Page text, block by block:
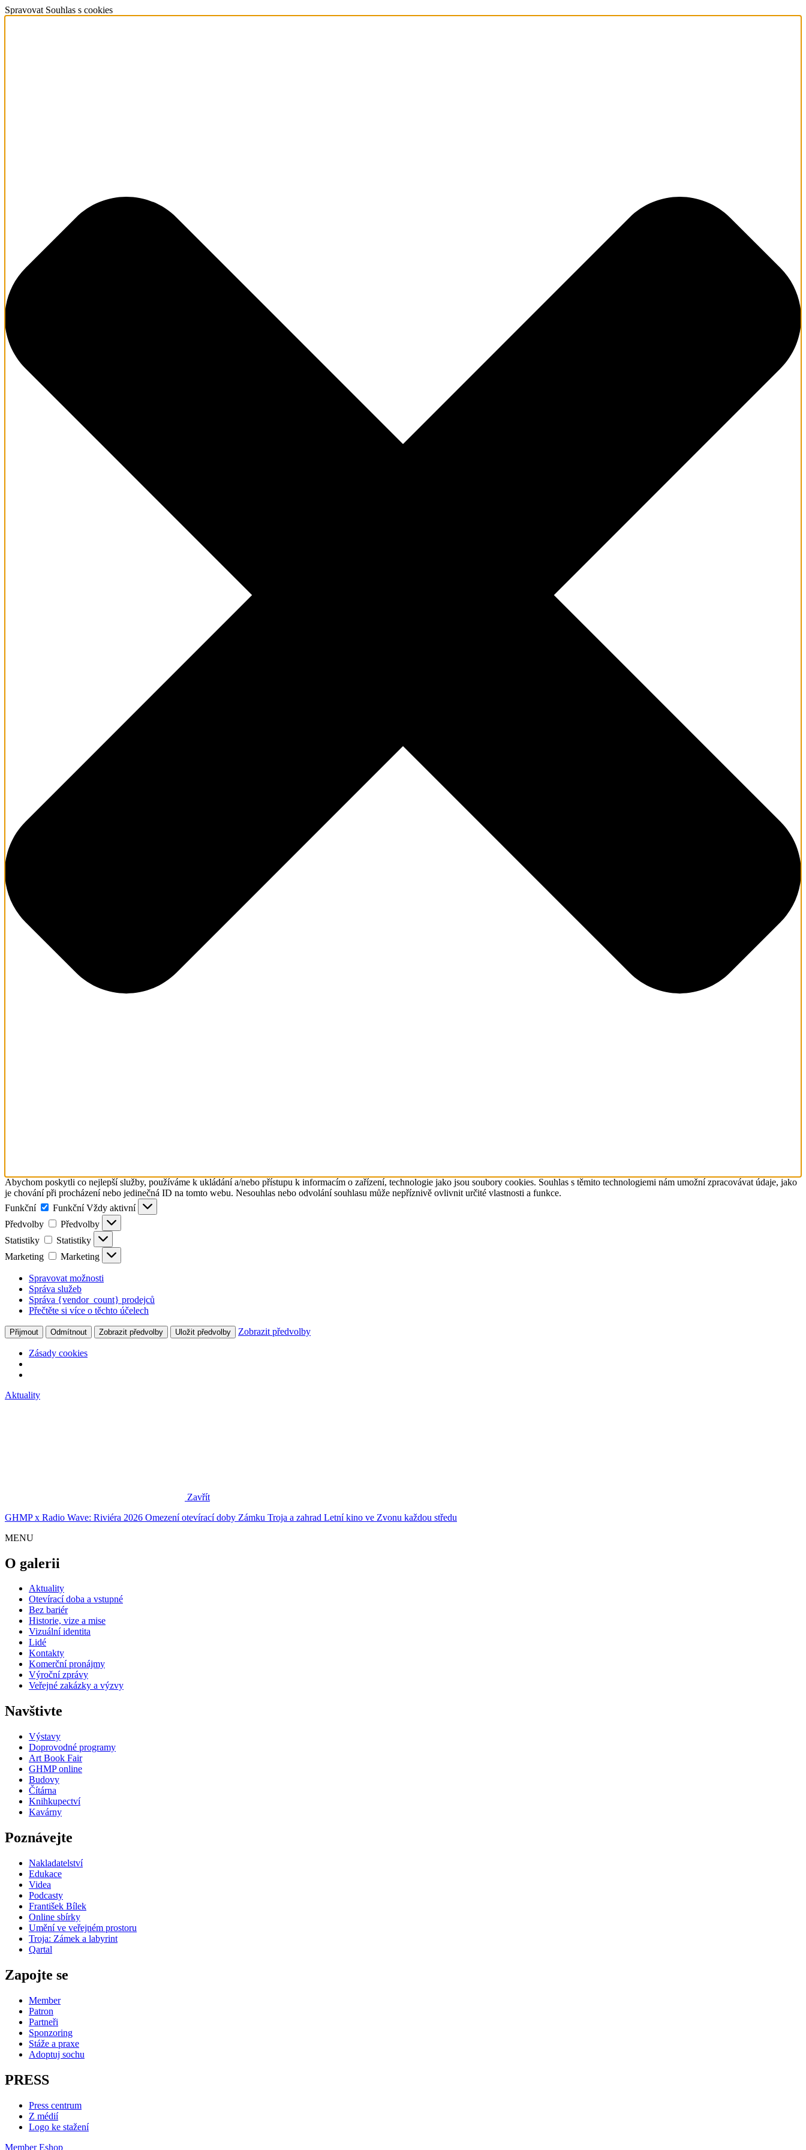
Spravovat Souhlas s cookies
Abychom poskytli co nejlepší služby, používáme k ukládání a/nebo přístupu k informacím o zařízení, technologie jako jsou soubory cookies. Souhlas s těmito technologiemi nám umožní zpracovávat údaje, jako
je chování při procházení nebo jedinečná ID na tomto webu. Nesouhlas nebo odvolání souhlasu může nepříznivě ovlivnit určité vlastnosti a funkce.
Funkční
Funkční Vždy aktivní
Předvolby
Předvolby
Statistiky
Statistiky
Marketing
Marketing
Spravovat možnosti
Správa služeb
Správa {vendor_count} prodejců
Přečtěte si více o těchto účelech
Přijmout Odmítnout Zobrazit předvolby Uložit předvolby Zobrazit předvolby
Zásady cookies
Aktuality
Zavřít
GHMP x Radio Wave: Riviéra 2026 Omezení otevírací doby Zámku Troja a zahrad Letní kino ve Zvonu každou středu
MENU
O galerii
Aktuality
Otevírací doba a vstupné
Bez bariér
Historie, vize a mise
Vizuální identita
Lidé
Kontakty
Komerční pronájmy
Výroční zprávy
Veřejné zakázky a výzvy
Navštivte
Výstavy
Doprovodné programy
Art Book Fair
GHMP online
Budovy
Čítárna
Knihkupectví
Kavárny
Poznávejte
Nakladatelství
Edukace
Videa
Podcasty
František Bílek
Online sbírky
Umění ve veřejném prostoru
Troja: Zámek a labyrint
Qartal
Zapojte se
Member
Patron
Partneři
Sponzoring
Stáže a praxe
Adoptuj sochu
PRESS
Press centrum
Z médií
Logo ke stažení
Member Eshop